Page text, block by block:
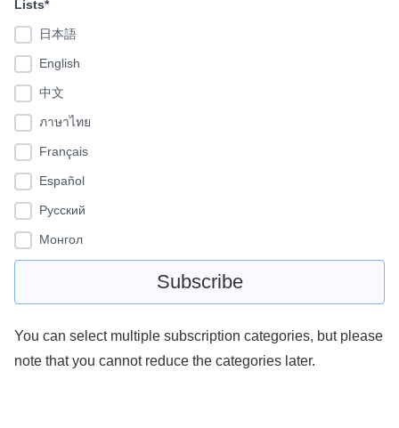
Lists*
日本語
English
中文
ภาษาไทย
Français
Español
Pусский
Монгол
You can select multiple subscription categories, but please
note that you cannot reduce the categories later.